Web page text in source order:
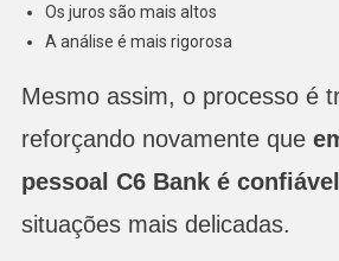
Os juros são mais altos
A análise é mais rigorosa
Mesmo assim, o processo é
reforçando novamente que
pessoal C6 Bank é confiável
situações mais delicadas.